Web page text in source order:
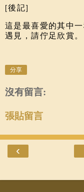
[後記]
這是最喜愛的其中
遇見，請佇足欣賞。
分享
沒有留言:
張貼留言
‹